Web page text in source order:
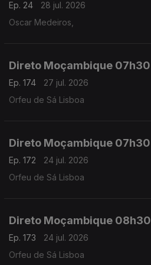
Ep. 24
28 jul. 2026
Oscar Medeiros,
Direto Moçambique 07h30
Ep. 174
27 jul. 2026
Orfeu de Sá Lisboa
Direto Moçambique 07h30
Ep. 172
24 jul. 2026
Orfeu de Sá Lisboa
Direto Moçambique 08h30
Ep. 173
24 jul. 2026
Orfeu de Sá Lisboa